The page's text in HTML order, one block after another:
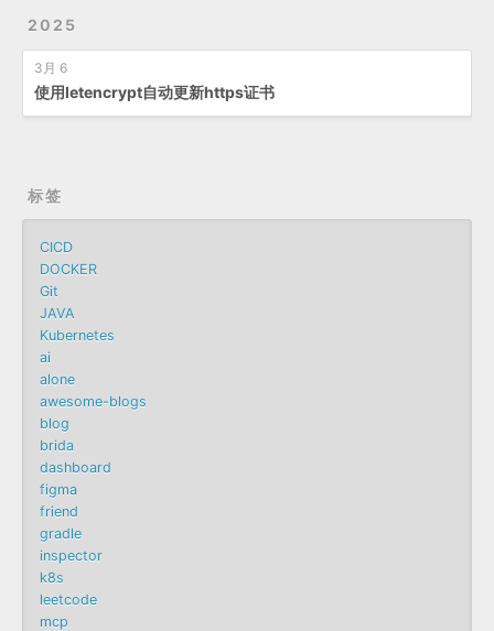
2025
3月 6
使用letencrypt自动更新https证书
标签
CICD
DOCKER
Git
JAVA
Kubernetes
ai
alone
awesome-blogs
blog
brida
dashboard
figma
friend
gradle
inspector
k8s
leetcode
mcp